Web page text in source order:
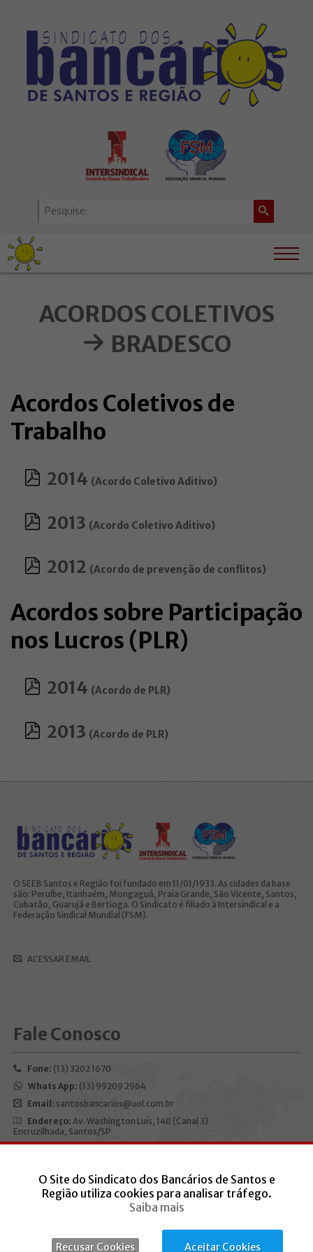
ACORDOS COLETIVOS
BRADESCO
Acordos Coletivos de
Trabalho
2014 (Acordo Coletivo Aditivo)
2013 (Acordo Coletivo Aditivo)
2012 (Acordo de prevenção de conflitos)
Acordos sobre Participação
nos Lucros (PLR)
2014 (Acordo de PLR)
2013 (Acordo de PLR)
O SEEB Santos e Região foi fundado em 11/01/1933. As cidades da base
são: Peruíbe, Itanhaém, Mongaguá, Praia Grande, São Vicente, Santos,
Cubatão, Guarujá e Bertioga. O Sindicato é filiado à Intersindical e a
Federação Sindical Mundial (FSM).
ACESSAR EMAIL
Fale Conosco
Fone: (13) 3202 1670
Whats App: (13) 99209 2964
Email: santosbancarios@uol.com.br
Endereço:Av. Washington Luís, 140 (Canal 3)
Encruzilhada, Santos/SP
Horário de funcionamento:Segunda à sexta, das 9h às 17h
O Site do Sindicato dos Bancários de Santos e
Região utiliza cookies para analisar tráfego.
Saiba mais
Recusar Cookies Aceitar Cookies